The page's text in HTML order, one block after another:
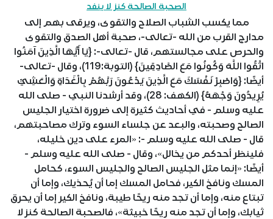
الصحبة الصالحة كنز لا ينفد
مما يكسب الشباب الصلاح والتقوى، ويرقى بهم إلى
مدارج القرب من الله -تعالى-، صحبة أهل الصدق والتقوى
والحرص على مجالستهم، قال -تعالى-: {يَا أَيُّهَا الَّذِينَ آمَنُوا
اتَّقُوا اللَّهَ وَكُونُوا مَعَ الصَّادِقِينَ} (التوبة:119)، وقال -تعالى-
أيضًا: {وَاصْبِرْ نَفْسَكَ مَعَ الَّذِينَ يَدْعُونَ رَبَّهُمْ بِالْغَدَاةِ وَالْعَشِيِّ
يُرِيدُونَ وَجْهَهُ} (الكهف: 28)، وقد أرشدنا النبي - صلى الله
عليه وسلم - في أحاديث كثيرة إلى ضرورة اختيار الجليس
الصالح وصحبته، والبعد عن جلساء السوء وترك مصاحبتهم،
قال - صلى الله عليه وسلم -: «المرء على دين خليله،
فلينظر أحدكم من يخالل»، وقال - صلى الله عليه وسلم -
أيضًا: «إنما مثل الجليس الصالح والجليس السوء، كحامل
المسك ونافخ الكير، فحامل المسك إما أن يُحذيك، وإما أن
تبتاع منه، وإما أن تجد منه ريحًا طيبة، ونافخ الكير إما أن يحرق
ثيابك، وإما أن تجد منه ريحًا خبيثة»، فالصحبة الصالحة كنز لا